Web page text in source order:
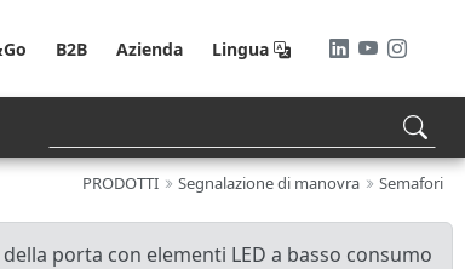
B2B Azienda Lingua
PRODOTTI Segnalazione di manovra Semafori
porta con elementi LED a basso consumo